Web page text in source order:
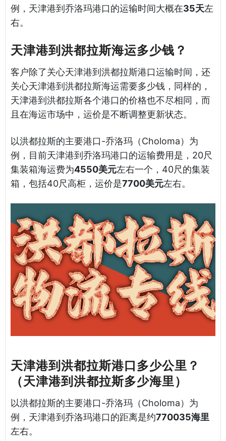
例，天津港到乔洛玛港口的运输时间大概在35天左
右。
天津港到洪都拉斯海运多少钱？
客户除了关心天津港到洪都拉斯港口运输时间，还
关心天津港到洪都拉斯海运需要多少钱，同样的，
天津港到洪都拉斯各个港口的价格也不尽相同，而
且在海运市场中，运价是不断调整更新状态。
以洪都拉斯的主要港口-乔洛玛（Choloma）为
例，目前天津港到乔洛玛港口的运输费用是，20尺
集装箱海运费为4550美元左右一个，40尺的集装
箱，包括40尺高柜，运价是7700美元左右。
天津港到洪都拉斯港口多少公里？
（天津港到洪都拉斯多少海里）
以洪都拉斯的主要港口-乔洛玛（Choloma）为
例，天津港到乔洛玛港口的距离是约770035海里
左右。